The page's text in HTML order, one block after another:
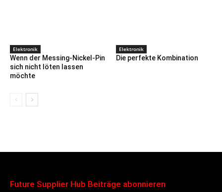
Elektronik
Wenn der Messing-Nickel-Pin
sich nicht löten lassen
möchte
Elektronik
Die perfekte Kombination
Future Supplier Hub Beiträge abonnieren